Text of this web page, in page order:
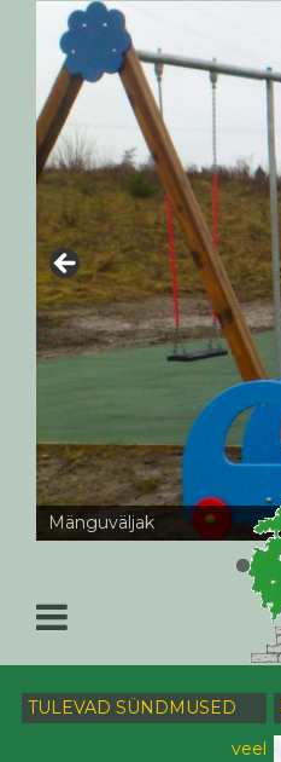
Mänguväljak
TULEVAD SÜNDMUSED
veel